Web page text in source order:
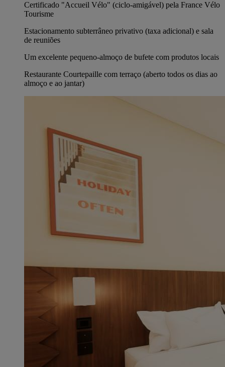
Certificado "Accueil Vélo" (ciclo-amigável) pela France Vélo
Tourisme
Estacionamento subterrâneo privativo (taxa adicional) e sala
de reuniões
Um excelente pequeno-almoço de bufete com produtos locais
Restaurante Courtepaille com terraço (aberto todos os dias ao
almoço e ao jantar)